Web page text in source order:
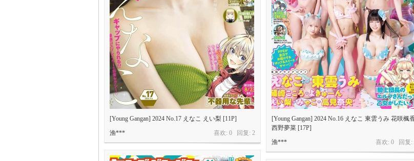
[Young Gangan] 2024 No.17 えなこ えい梨 [11P]
喜欢: 0 回复: 2
渔***
[Young Gangan] 2024 No.16 えなこ 東雲うみ 花咲楓
西野夢菜 [17P]
喜欢: 0 回复:
渔***